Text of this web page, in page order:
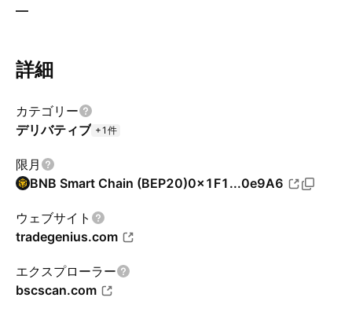
—
詳細
カテゴリー
デリバティブ +1件
限月
BNB Smart Chain (BEP20)0x1F1...0e9A6
ウェブサイト
tradegenius.com
エクスプローラー
bscscan.com